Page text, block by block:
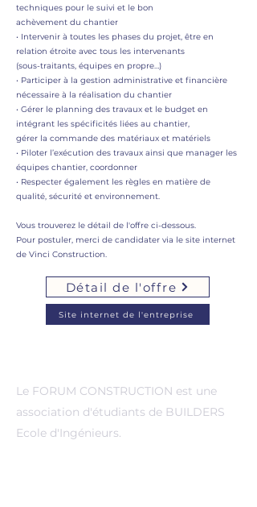
techniques pour le suivi et le bon
achèvement du chantier
• Intervenir à toutes les phases du projet, être en
relation étroite avec tous les intervenants
(sous-traitants, équipes en propre…)
• Participer à la gestion administrative et financière
nécessaire à la réalisation du chantier
• Gérer le planning des travaux et le budget en
intégrant les spécificités liées au chantier,
gérer la commande des matériaux et matériels
• Piloter l’exécution des travaux ainsi que manager les
équipes chantier, coordonner
• Respecter également les règles en matière de
qualité, sécurité et environnement.
Vous trouverez le détail de l'offre ci-dessous.
Pour postuler, merci de candidater via le site internet
de Vinci Construction.
Détail de l'offre
Site internet de l'entreprise
Le FORUM CONSTRUCTION est une
association d'étudiants de BUILDERS
Ecole d'Ingénieurs.